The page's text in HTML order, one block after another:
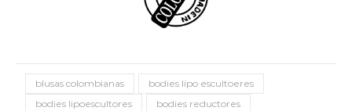
blusas colombianas
bodies lipo escultoeres
bodies lipoescultores
bodies reductores